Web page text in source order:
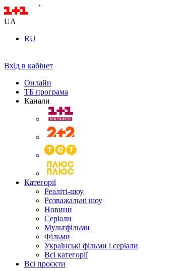
UA
RU
Вхід в кабінет
Онлайн
ТБ програма
Канали
Категорії
Реаліті-шоу
Розважальні шоу
Новини
Серіали
Мультфільми
Фільми
Українські фільми і серіали
Всі категорії
Всі проєкти